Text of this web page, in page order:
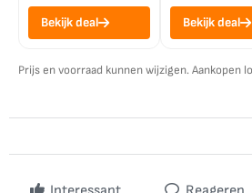
Bekijk deal Bekijk deal
Prijs en voorraad kunnen wijzigen. Aankopen